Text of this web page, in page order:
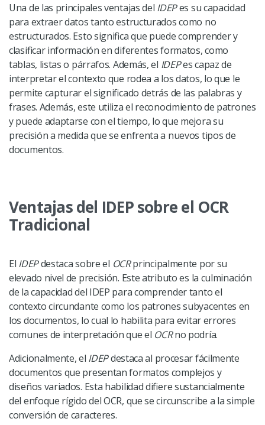
Una de las principales ventajas del IDEPes su capacidad
para extraer datos tanto estructurados como no
estructurados. Esto significa que puede comprender y
clasificar información en diferentes formatos, como
tablas, listas o párrafos. Además, el IDEPes capaz de
interpretar el contexto que rodea a los datos, lo que le
permite capturar el significado detrás de las palabras y
frases. Además, este utiliza el reconocimiento de patrones
y puede adaptarse con el tiempo, lo que mejora su
precisión a medida que se enfrenta a nuevos tipos de
documentos.
Ventajas del IDEP sobre el OCR
Tradicional
El IDEPdestaca sobre el OCRprincipalmente por su
elevado nivel de precisión. Este atributo es la culminación
de la capacidad del IDEP para comprender tanto el
contexto circundante como los patrones subyacentes en
los documentos, lo cual lo habilita para evitar errores
comunes de interpretación que el OCRno podría.
Adicionalmente, el IDEPdestaca al procesar fácilmente
documentos que presentan formatos complejos y
diseños variados. Esta habilidad difiere sustancialmente
del enfoque rígido del OCR, que se circunscribe a la simple
conversión de caracteres.